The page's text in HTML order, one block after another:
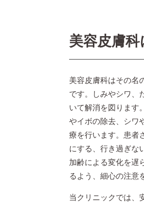
美容皮膚
美容皮膚科はその名
です。しみやシワ、
いて解消を図ります
やイボの除去、シワ
療を行います。患者
にする、行き過ぎな
加齢による変化を遅
るよう、細心の注意
当クリニックでは、